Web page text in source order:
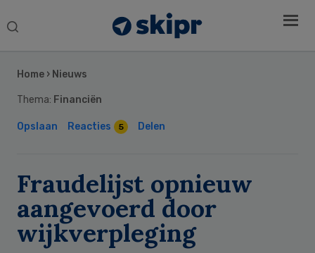
Search
Home › Nieuws
Thema: Financiën
Opslaan Reacties 5 Delen
Fraudelijst opnieuw
aangevoerd door
wijkverpleging
Sidebar